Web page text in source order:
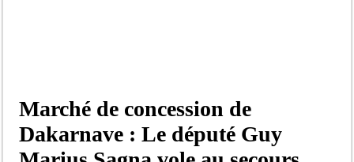
Marché de concession de
Dakarnave : Le député Guy